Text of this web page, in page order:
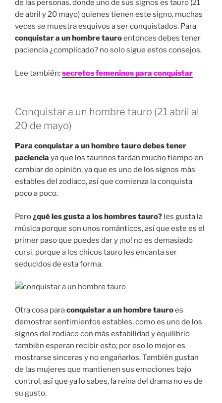
de las personas, donde uno de sus signos es tauro (21
de abril y 20 mayo) quienes tienen este signo, muchas
veces se muestra esquivos a ser conquistados. Para
conquistar a un hombre tauroentonces debes tener
paciencia ¿complicado? no solo sigue estos consejos.
Lee también:secretos femeninos para conquistar
Conquistar a un hombre tauro (21 abril al
20 de mayo)
Para conquistar a un hombre tauro debes tener
paciencia ya que los taurinos tardan mucho tiempo en
cambiar de opinión, ya que es uno de los signos más
estables del zodiaco, así que comienza la conquista
poco a poco.
Pero¿qué les gusta a los hombres tauro? les gusta la
música porque son unos románticos, así que este es el
primer paso que puedes dar y ¡no! no es demasiado
cursi, porque a los chicos tauro les encanta ser
seducidos de esta forma.
Otra cosa paraconquistar a un hombre tauroes
demostrar sentimientos estables, como es uno de los
signos del zodiaco con más estabilidad y equilibrio
también esperan recibir esto; por eso lo mejor es
mostrarse sinceras y no engañarlos. También gustan
de las mujeres que mantienen sus emociones bajo
control, así que ya lo sabes, la reina del drama no es de
su gusto.